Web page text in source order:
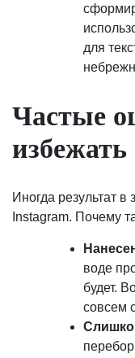
для
Частые
избежать
Иногда результат в
Instagram. Почему
воде
будет.
совсем